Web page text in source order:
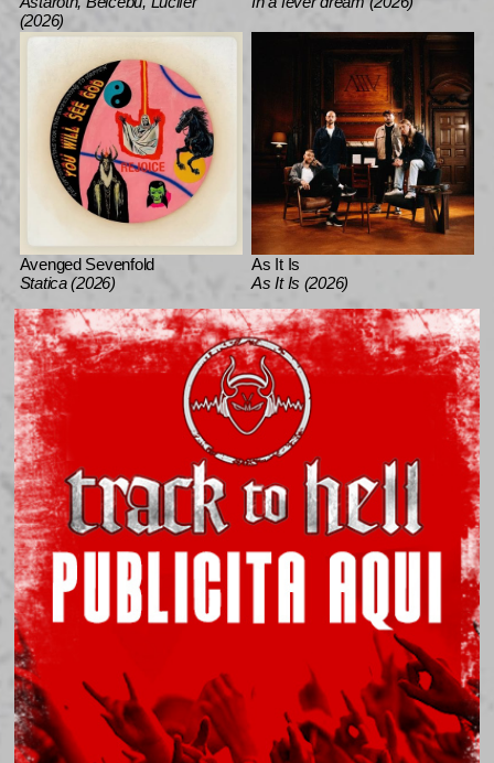
(2026)
Avenged Sevenfold
Statica (2026)
As It Is
As It Is (2026)